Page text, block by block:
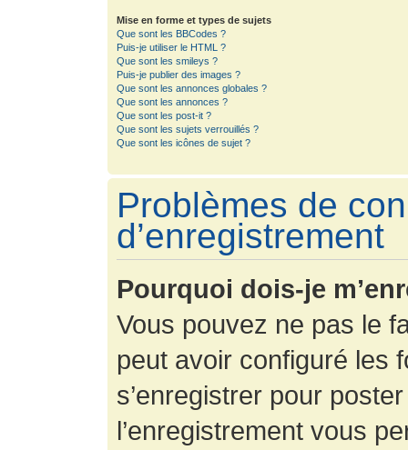
Mise en forme et types de sujets
Que sont les BBCodes ?
Puis-je utiliser le HTML ?
Que sont les smileys ?
Puis-je publier des images ?
Que sont les annonces globales ?
Que sont les annonces ?
Que sont les post-it ?
Que sont les sujets verrouillés ?
Que sont les icônes de sujet ?
Problèmes de
d’enregistrement
Pourquoi dois-je
Vous pouvez ne pas le
peut avoir configuré les
s’enregistrer pour
l’enregistrement vous